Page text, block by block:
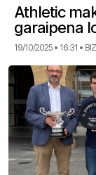
Athletic
garaipena
19/10/2025 • 16:31 •